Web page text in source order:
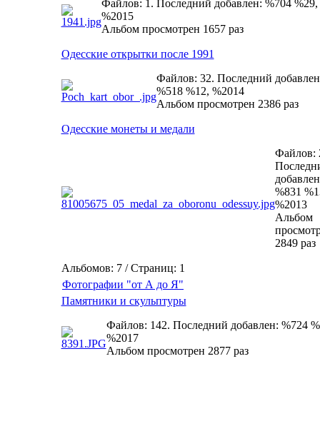
Файлов: 1. Последний добавлен: %704 %29,
%2015
Альбом просмотрен 1657 раз
Одесские открытки после 1991
Файлов: 32. Последний
%518 %12, %2014
Альбом просмотрен 2386 раз
Одесские монеты и медали
Файлов:
%831
%2013
Альбом
2849 раз
Альбомов: 7 / Страниц: 1
Фотографии "от А до Я"
Памятники и скульптуры
Файлов: 142. Последний добавлен: %724
%2017
Альбом просмотрен 2877 раз